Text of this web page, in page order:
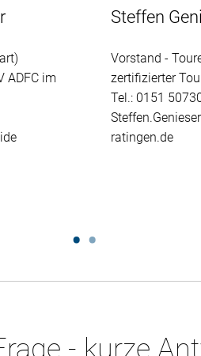
ADFC im
Steffen
Vorstand -
zertifizierter
Tel.: 0151
ratingen.de
- kurze